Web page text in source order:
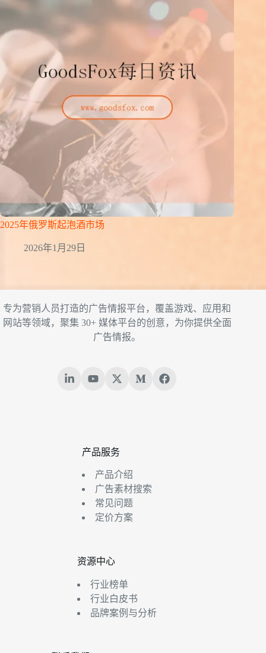
2025年俄罗斯起泡酒市场
2026年1月29日
专为营销人员打造的广告情报平台，覆盖游戏、应用和
网站等领域，聚集 30+ 媒体平台的创意，为你提供全面
广告情报。
产品服务
产品介绍
广告素材搜索
常见问题
定价方案
资源中心
行业榜单
行业白皮书
品牌案例与分析